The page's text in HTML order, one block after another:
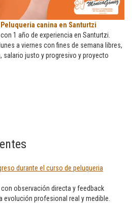
canina en Santurtzi
1 año de experiencia en Santurtzi.
a viernes con fines de semana libres,
salario justo y progresivo y proyecto
durante el curso de peluqueria
observación directa y feedback
evolución profesional real y medible.